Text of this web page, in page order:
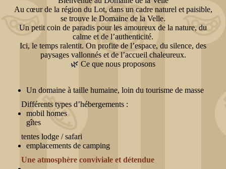
Au cœur de la région du Lot, dans un cadre naturel et paisible,
se trouve le Domaine de la Velle.
Un petit coin de paradis pour les amoureux de la nature, du
calme et de l’authenticité.
Ici, le temps ralentit. On profite de l’espace, du silence, des
paysages vallonnés et de l’accueil chaleureux.
🌿 Ce que nous proposons
Un domaine à taille humaine, loin du tourisme de masse
Différents types d’hébergements :
mobil homes
gîtes
tentes lodge / safari
emplacements de camping
Une atmosphère conviviale et détendue